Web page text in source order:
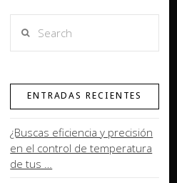
ENTRADAS RECIENTES
¿Buscas eficiencia y precisión
en el control de temperatura
de tus …